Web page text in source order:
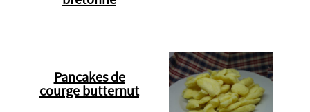
Pancakes de
courge butternut